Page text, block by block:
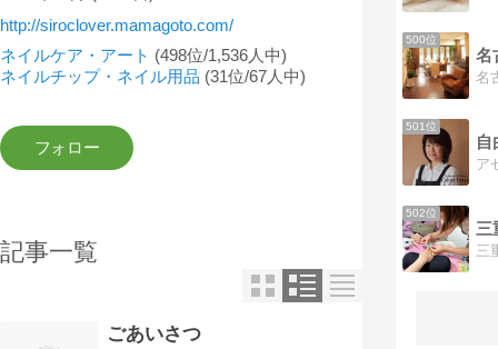
http://siroclover.mamagoto.com/
ネイルケア・アート (498位/1,536人中)
ネイルチップ・ネイル用品 (31位/67人中)
記事一覧
ごあいさつ
500位
501位
502位